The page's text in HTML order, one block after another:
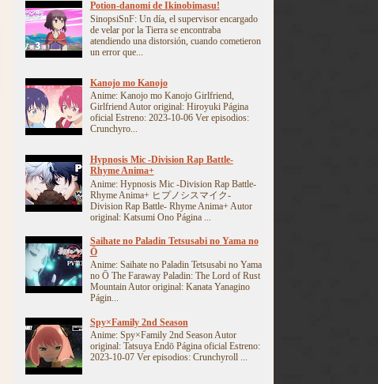
Potion-danomi de Ikinobimasu!
SinopsiSnF: Un día, el supervisor encargado
de velar por la Tierra se encontraba
atendiendo una distorsión, cuando cometieron
un error que...
Kanojo mo Kanojo
Anime: Kanojo mo Kanojo Girlfriend,
Girlfriend Autor original: Hiroyuki Página
oficial Estreno: 2023-10-06 Ver episodios:
Crunchyro...
Hypnosis Mic -Division Rap Battle-
Rhyme Anima+
Anime: Hypnosis Mic -Division Rap Battle-
Rhyme Anima+ ヒプノシスマイク-
Division Rap Battle- Rhyme Anima+ Autor
original: Katsumi Ono Página ...
Saihate no Paladin Tetsusabi no Yama no
Ō
Anime: Saihate no Paladin Tetsusabi no Yama
no Ō The Faraway Paladin: The Lord of Rust
Mountain Autor original: Kanata Yanagino
Págin...
Spy×Family 2nd Season
Anime: Spy×Family 2nd Season Autor
original: Tatsuya Endō Página oficial Estreno:
2023-10-07 Ver episodios: Crunchyroll ...